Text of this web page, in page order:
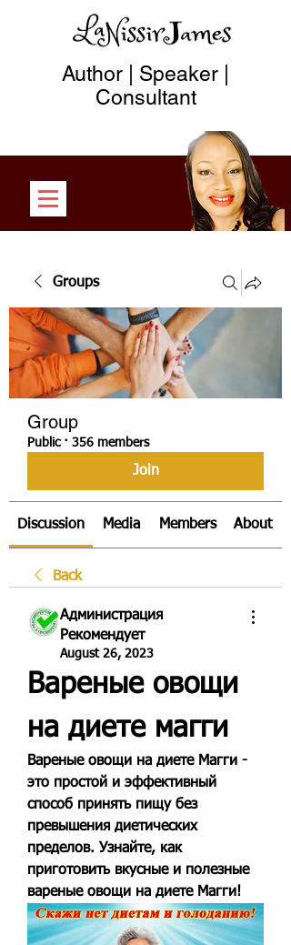
Author | Speaker |
Consultant
Groups
Group
Public · 356 members
Join
Discussion Media Members About
Back
Администрация
Рекомендует
August 26, 2023
Вареные овощи
на диете магги
Вареные овощи на диете Магги -
это простой и эффективный
способ принять пищу без
превышения диетических
пределов. Узнайте, как
приготовить вкусные и полезные
вареные овощи на диете Магги!